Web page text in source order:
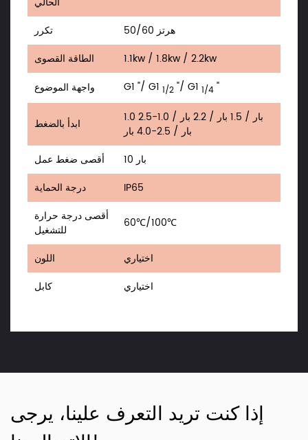
تكرر
50/60 هرتز
الطاقة القصوى
1.1kw / 1.8kw / 2.2kw
واجهة الموضوع
G1 "/ G1 1/2 "/ G1 1/4 "
ابدأ بالضغط
1.0 بار / 1.5 بار / 2.2 بار / 1.0-2.5
بار / 2.5-4.0 بار
أقصى ضغط عمل
10 بار
درجة الحماية
IP65
أقصى درجة حرارة
للتشغيل
60℃/100℃
اللون
اختياري
كابل
اختياري
إذا كنت تريد التعرف علينا، يرجى